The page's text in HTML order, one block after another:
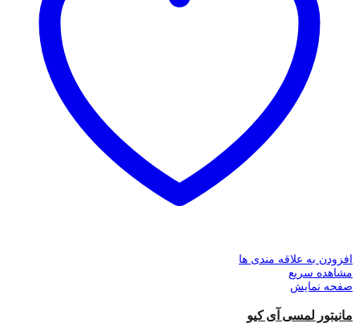
افزودن به علاقه مندی ها
مشاهده سریع
صفحه نمایش
مانیتور لمسی آی کیو